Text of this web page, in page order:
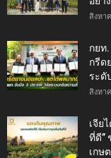
สิงหา
กยท
กรีด
ระดั
สิงหา
เจีย
ที่ดี”
เกษ